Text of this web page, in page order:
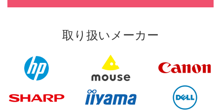
取り扱いメーカー